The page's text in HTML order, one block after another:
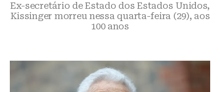
Ex-secretário de Estado dos Estados Unidos,
Kissinger morreu nessa quarta-feira (29), aos
100 anos